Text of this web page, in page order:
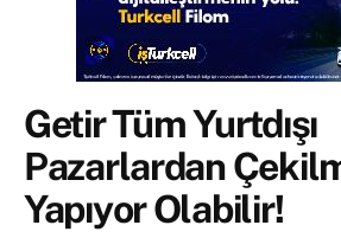
Getir Tüm Yurtdışı
Pazarlardan
Yapıyor Olabilir!